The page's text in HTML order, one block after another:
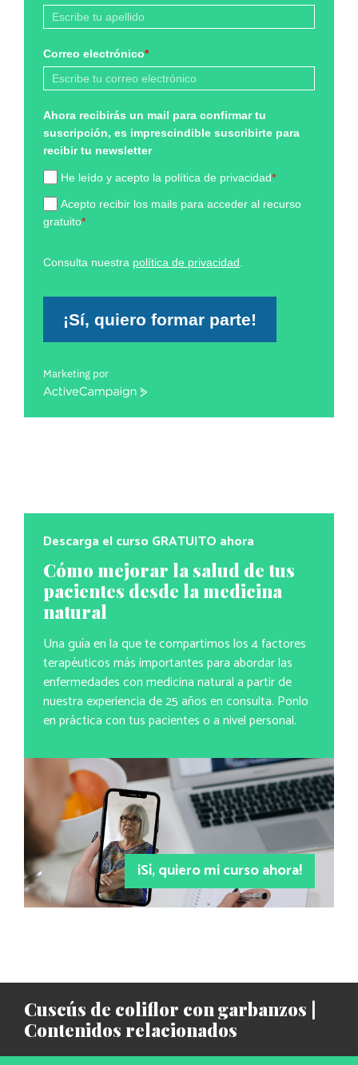
Correo electrónico*
Ahora recibirás un mail para confirmar tu
suscripción, es imprescindible suscribirte para
recibir tu newsletter
He leído y acepto la política de privacidad*
Acepto recibir los mails para acceder al recurso
gratuito*
Consulta nuestra política de privacidad.
¡Sí, quiero formar parte!
Marketing por
ActiveCampaign
Descarga el curso GRATUITO ahora
Cómo mejorar la salud de tus
pacientes desde la medicina
natural
Una guía en la que te compartimos los 4 factores
terapéuticos más importantes para abordar las
enfermedades con medicina natural a partir de
nuestra experiencia de 25 años en consulta. Ponlo
en práctica con tus pacientes o a nivel personal.
¡Sí, quiero mi curso ahora!
Cuscús de coliflor con garbanzos |
Contenidos relacionados